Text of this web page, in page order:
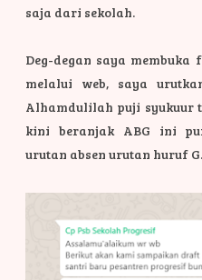
saja dari sekolah.
Deg-degan saya
melalui web, saya
Alhamdulilah puji syukuur
kini beranjak ABG ini
urutan absen urutan huruf G.